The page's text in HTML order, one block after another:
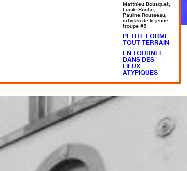
Matthieu Bousquet,
Lucile Roche,
Pauline Rousseau,
artistes de la jeune
troupe #5
PETITE FORME
TOUT TERRAIN
EN TOURNÉE
DANS DES
LIEUX
ATYPIQUES